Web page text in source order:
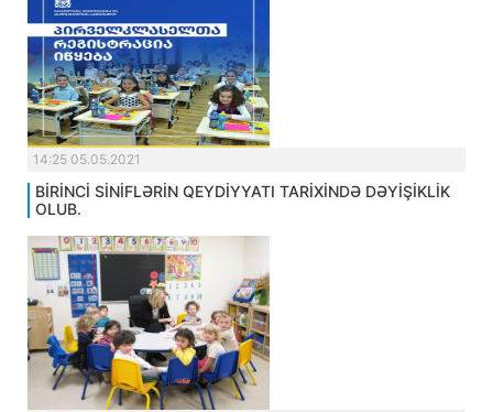
14:25 05.05.2021
BİRİNCİ SİNİFLƏRİN QEYDİYYATI TARİXİNDƏ DƏYİŞİKLİK
OLUB.